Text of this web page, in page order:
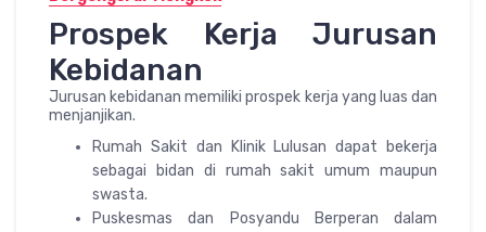
Prospek Kerja Jurusan
Kebidanan
Jurusan kebidanan memiliki prospek kerja yang luas dan
menjanjikan.
Rumah Sakit dan Klinik Lulusan dapat bekerja
sebagai bidan di rumah sakit umum maupun
swasta.
Puskesmas dan Posyandu Berperan dalam